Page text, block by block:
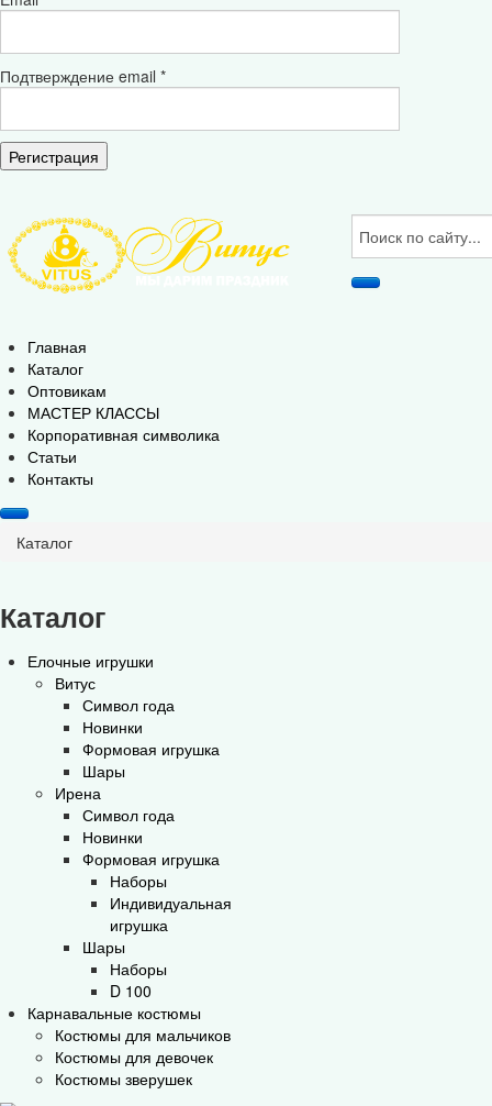
Подтверждение email *
Регистрация
Главная
Каталог
Оптовикам
МАСТЕР КЛАССЫ
Корпоративная символика
Статьи
Контакты
Каталог
Каталог
Елочные игрушки
Витус
Символ года
Новинки
Формовая игрушка
Шары
Ирена
Символ года
Новинки
Формовая игрушка
Наборы
Индивидуальная
игрушка
Шары
Наборы
D 100
Карнавальные костюмы
Костюмы для мальчиков
Костюмы для девочек
Костюмы зверушек